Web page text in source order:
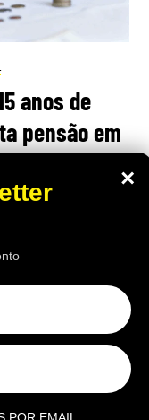
anos de
pensão em
requisitos
não significa,
apoio na
×